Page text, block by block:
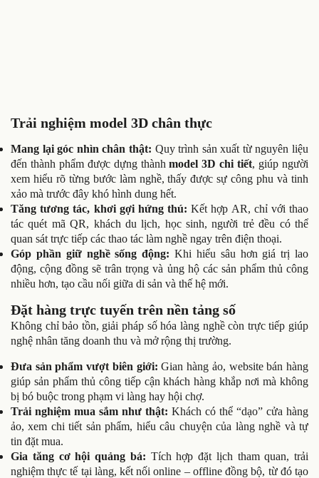
Trải nghiệm model 3D chân thực
Mang lại góc nhìn chân thật: Quy trình sản xuất từ nguyên liệu
đến thành phẩm được dựng thànhmodel 3D chi tiết, giúp người
xem hiểu rõ từng bước làm nghề, thấy được sự công phu và tinh
xảo mà trước đây khó hình dung hết.
Tăng tương tác, khơi gợi hứng thú: Kết hợp AR, chỉ với thao
tác quét mã QR, khách du lịch, học sinh, người trẻ đều có thể
quan sát trực tiếp các thao tác làm nghề ngay trên điện thoại.
Góp phần giữ nghề sống động: Khi hiểu sâu hơn giá trị lao
động, cộng đồng sẽ trân trọng và ủng hộ các sản phẩm thủ công
nhiều hơn, tạo cầu nối giữa di sản và thế hệ mới.
Đặt hàng trực tuyến trên nền tảng số
Không chỉ bảo tồn, giải pháp số hóa làng nghề còn trực tiếp giúp
nghệ nhân tăng doanh thu và mở rộng thị trường.
Đưa sản phẩm vượt biên giới: Gian hàng ảo, website bán hàng
giúp sản phẩm thủ công tiếp cận khách hàng khắp nơi mà không
bị bó buộc trong phạm vi làng hay hội chợ.
Trải nghiệm mua sắm như thật: Khách có thể “dạo” cửa hàng
ảo, xem chi tiết sản phẩm, hiểu câu chuyện của làng nghề và tự
tin đặt mua.
Gia tăng cơ hội quảng bá: Tích hợp đặt lịch tham quan, trải
nghiệm thực tế tại làng, kết nối online – offline đồng bộ, từ đó tạo